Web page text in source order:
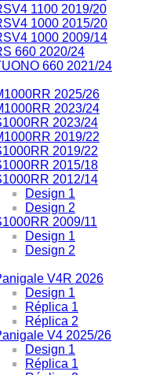
1100 2019/20
1000 2015/20
1000 2009/14
660 2020/24
660 2021/24
2025/26
2023/24
2023/24
2019/22
2019/22
2015/18
2012/14
Design 1
Design 2
2009/11
Design 1
Design 2
V4R 2026
Design 1
Réplica 1
Réplica 2
V4 2025/26
Design 1
Réplica 1